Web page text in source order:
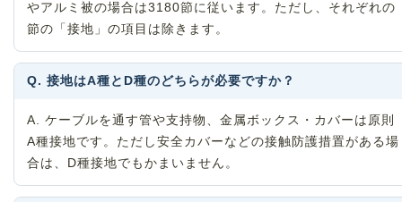
やアルミ被の場合は3180節に従います。ただし、それぞれの
節の「接地」の項目は除きます。
Q. 接地はA種とD種のどちらが必要ですか？
A. ケーブルを通す管や支持物、金属ボックス・カバーは原則
A種接地です。ただし安全カバーなどの接触防護措置がある場
合は、D種接地でもかまいません。